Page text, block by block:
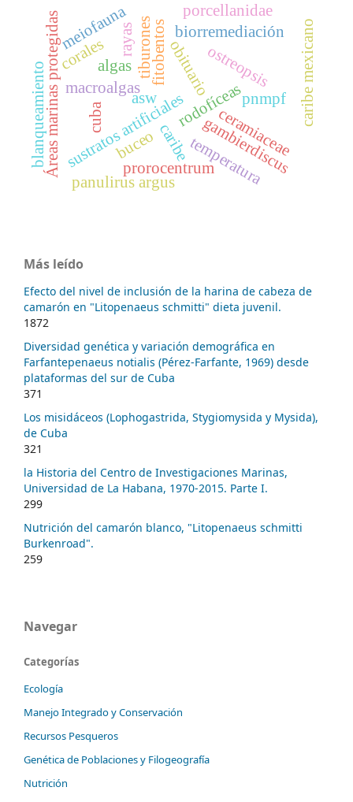
caribe ceramiaceae
macroalgas rodofíceas
fitobentosobituario
cuba
sustratos artificiales gambierdiscus
ostreopsis
prorocentrum
Áreas marinas protegidas algas
blanqueamiento
corales
pnmpf
tiburones
rayas caribe mexicano
biorremediación
temperatura
panulirus argus
asw
buceo
meiofauna porcellanidae
Más leído
Efecto del nivel de inclusión de la harina de cabeza de
camarón en "Litopenaeus schmitti" dieta juvenil.
1872
Diversidad genética y variación demográfica en
Farfantepenaeus notialis (Pérez-Farfante, 1969) desde
plataformas del sur de Cuba
371
Los misidáceos (Lophogastrida, Stygiomysida y Mysida),
de Cuba
321
la Historia del Centro de Investigaciones Marinas,
Universidad de La Habana, 1970-2015. Parte I.
299
Nutrición del camarón blanco, "Litopenaeus schmitti
Burkenroad".
259
Navegar
Categorías
Ecología
Manejo Integrado y Conservación
Recursos Pesqueros
Genética de Poblaciones y Filogeografía
Nutrición